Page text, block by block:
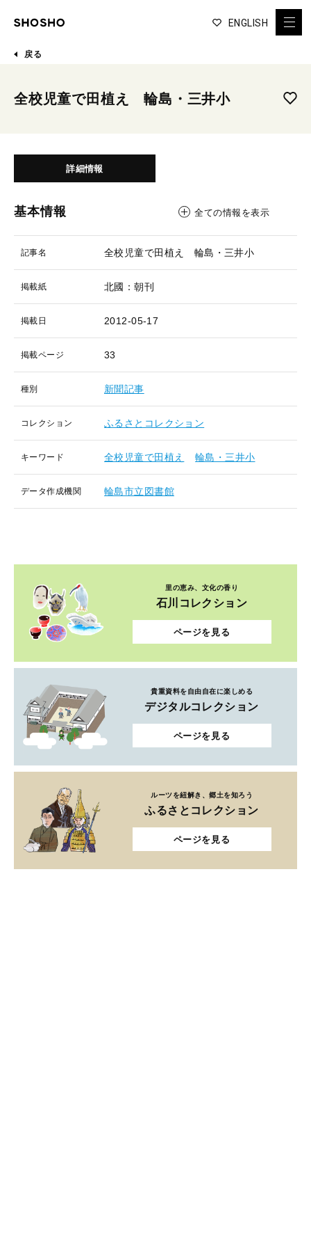
ENGLISH
戻る
全校児童で田植え 輪島・三井小
詳細情報
基本情報 全ての情報を表示
記事名 全校児童で田植え 輪島・三井小
掲載紙 北國：朝刊
掲載日 2012-05-17
掲載ページ 33
種別 新聞記事
コレクション ふるさとコレクション
キーワード 全校児童で田植え 輪島・三井小
データ作成機関 輪島市立図書館
里の恵み、文化の香り
石川コレクション
ページを見る
貴重資料を自由自在に楽しめる
デジタルコレクション
ページを見る
ルーツを紐解き、郷土を知ろう
ふるさとコレクション
ページを見る